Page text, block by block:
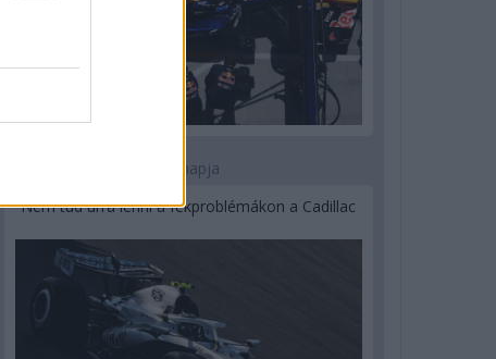
2 napja
Nem tud úrrá lenni a fékproblémákon a Cadillac